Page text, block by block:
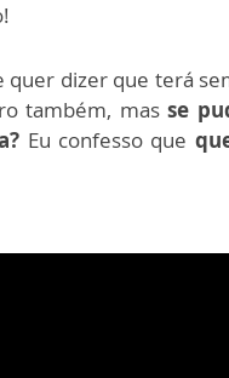
quer dizer que terá
também, masse
Eu confesso que